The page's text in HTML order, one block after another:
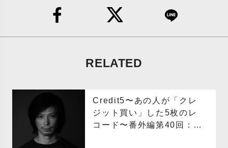
RELATED
Credit5〜あの人が「クレ
ジット買い」した5枚のレ
コード〜番外編第40回：田